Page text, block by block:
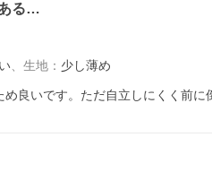
る…
、 生地 ： 少し薄め
良いです。ただ自立しにくく前に